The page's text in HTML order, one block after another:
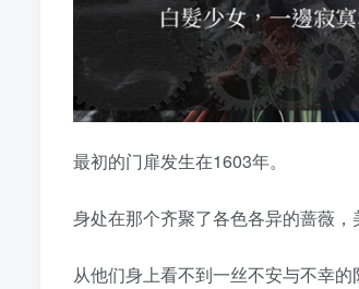
最初的门扉发生在1603年。
身处在那个齐聚了各色各异的蔷薇，
从他们身上看不到一丝不安与不幸